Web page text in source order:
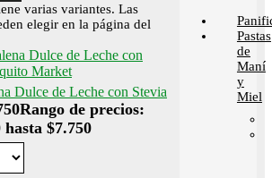
varias variantes. Las
elegir en la página del
Dulce de Leche con Stevia
Rango de precios:
hasta $7.750
Pastas
de
Maní
y
Miel